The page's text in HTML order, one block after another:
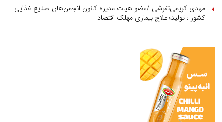
مهدی کریمی‌تفرشی /عضو هیات مدیره کانون انجمن‌های صنایع غذایی
کشور : تولید؛ علاج بیماری مهلک اقتصاد